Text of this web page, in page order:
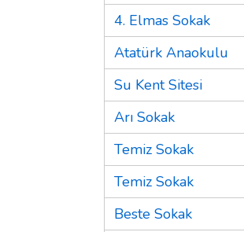
4. Elmas Sokak
Atatürk Anaokulu
Su Kent Sitesi
Arı Sokak
Temiz Sokak
Temiz Sokak
Beste Sokak